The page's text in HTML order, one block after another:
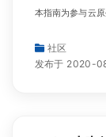
本指南为参与云
社区
发布于 2020-